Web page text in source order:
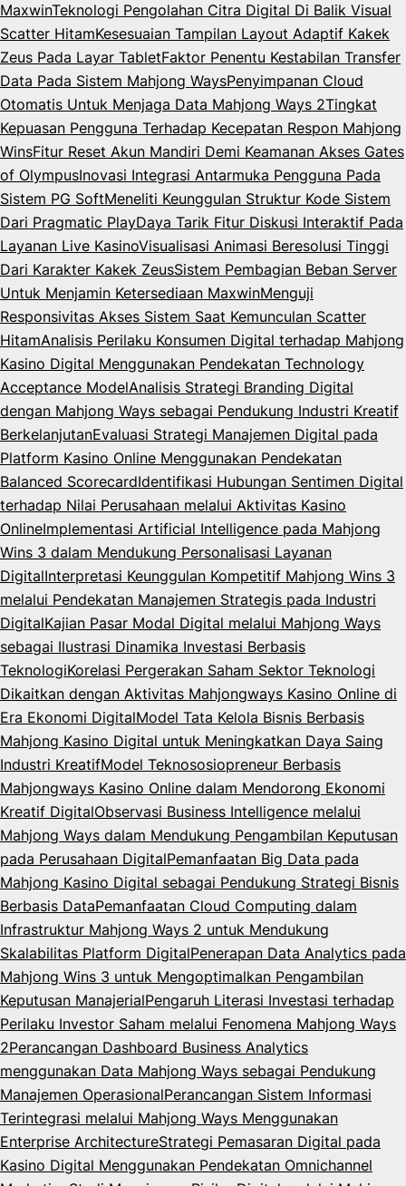
MaxwinTeknologi Pengolahan Citra Digital Di Balik Visual
Scatter HitamKesesuaian Tampilan Layout Adaptif Kakek
Zeus Pada Layar TabletFaktor Penentu Kestabilan Transfer
Data Pada Sistem Mahjong WaysPenyimpanan Cloud
Otomatis Untuk Menjaga Data Mahjong Ways 2Tingkat
Kepuasan Pengguna Terhadap Kecepatan Respon Mahjong
WinsFitur Reset Akun Mandiri Demi Keamanan Akses Gates
of OlympusInovasi Integrasi Antarmuka Pengguna Pada
Sistem PG SoftMeneliti Keunggulan Struktur Kode Sistem
Dari Pragmatic PlayDaya Tarik Fitur Diskusi Interaktif Pada
Layanan Live KasinoVisualisasi Animasi Beresolusi Tinggi
Dari Karakter Kakek ZeusSistem Pembagian Beban Server
Untuk Menjamin Ketersediaan MaxwinMenguji
Responsivitas Akses Sistem Saat Kemunculan Scatter
HitamAnalisis Perilaku Konsumen Digital terhadap Mahjong
Kasino Digital Menggunakan Pendekatan Technology
Acceptance ModelAnalisis Strategi Branding Digital
dengan Mahjong Ways sebagai Pendukung Industri Kreatif
BerkelanjutanEvaluasi Strategi Manajemen Digital pada
Platform Kasino Online Menggunakan Pendekatan
Balanced ScorecardIdentifikasi Hubungan Sentimen Digital
terhadap Nilai Perusahaan melalui Aktivitas Kasino
OnlineImplementasi Artificial Intelligence pada Mahjong
Wins 3 dalam Mendukung Personalisasi Layanan
DigitalInterpretasi Keunggulan Kompetitif Mahjong Wins 3
melalui Pendekatan Manajemen Strategis pada Industri
DigitalKajian Pasar Modal Digital melalui Mahjong Ways
sebagai Ilustrasi Dinamika Investasi Berbasis
TeknologiKorelasi Pergerakan Saham Sektor Teknologi
Dikaitkan dengan Aktivitas Mahjongways Kasino Online di
Era Ekonomi DigitalModel Tata Kelola Bisnis Berbasis
Mahjong Kasino Digital untuk Meningkatkan Daya Saing
Industri KreatifModel Teknososiopreneur Berbasis
Mahjongways Kasino Online dalam Mendorong Ekonomi
Kreatif DigitalObservasi Business Intelligence melalui
Mahjong Ways dalam Mendukung Pengambilan Keputusan
pada Perusahaan DigitalPemanfaatan Big Data pada
Mahjong Kasino Digital sebagai Pendukung Strategi Bisnis
Berbasis DataPemanfaatan Cloud Computing dalam
Infrastruktur Mahjong Ways 2 untuk Mendukung
Skalabilitas Platform DigitalPenerapan Data Analytics pada
Mahjong Wins 3 untuk Mengoptimalkan Pengambilan
Keputusan ManajerialPengaruh Literasi Investasi terhadap
Perilaku Investor Saham melalui Fenomena Mahjong Ways
2Perancangan Dashboard Business Analytics
menggunakan Data Mahjong Ways sebagai Pendukung
Manajemen OperasionalPerancangan Sistem Informasi
Terintegrasi melalui Mahjong Ways Menggunakan
Enterprise ArchitectureStrategi Pemasaran Digital pada
Kasino Digital Menggunakan Pendekatan Omnichannel